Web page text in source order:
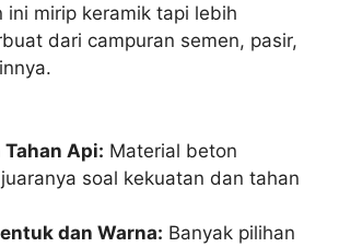
ini mirip keramik tapi lebih
dari campuran semen, pasir,
Tahan Api: Material beton
soal kekuatan dan tahan
dan Warna: Banyak pilihan